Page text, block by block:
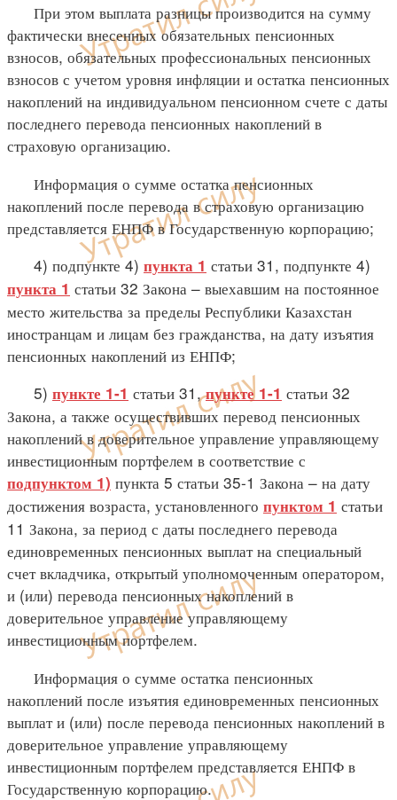
При этом выплата разницы производится на сумму
фактически внесенных обязательных пенсионных
взносов, обязательных профессиональных пенсионных
взносов с учетом уровня инфляции и остатка пенсионных
накоплений на индивидуальном пенсионном счете с даты
последнего перевода пенсионных накоплений в
страховую организацию.
Информация о сумме остатка пенсионных
накоплений после перевода в страховую организацию
представляется ЕНПФ в Государственную корпорацию;
4) подпункте 4) пункта 1 статьи 31, подпункте 4)
пункта 1 статьи 32 Закона – выехавшим на постоянное
место жительства за пределы Республики Казахстан
иностранцам и лицам без гражданства, на дату изъятия
пенсионных накоплений из ЕНПФ;
5) пункте 1-1 статьи 31,пункте 1-1 статьи 32
Закона, а также осуществивших перевод пенсионных
накоплений в доверительное управление управляющему
инвестиционным портфелем в соответствие с
подпунктом 1) пункта 5 статьи 35-1 Закона – на дату
достижения возраста, установленного пунктом 1 статьи
11 Закона, за период с даты последнего перевода
единовременных пенсионных выплат на специальный
счет вкладчика, открытый уполномоченным оператором,
и (или) перевода пенсионных накоплений в
доверительное управление управляющему
инвестиционным портфелем.
Информация о сумме остатка пенсионных
накоплений после изъятия единовременных пенсионных
выплат и (или) после перевода пенсионных накоплений в
доверительное управление управляющему
инвестиционным портфелем представляется ЕНПФ в
Государственную корпорацию.